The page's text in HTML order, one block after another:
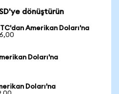
dönüştürün
Amerikan Doları'na
Doları'na
Doları'na